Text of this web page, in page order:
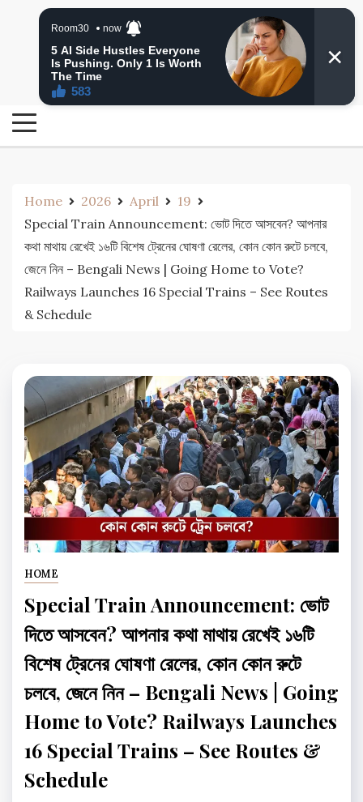
24 Ghanta Bangla News
24 Ghanta Bengali News
Home 2026 April
19
Special Train Announcement: ভোট দিতে আসবেন? আপনার
কথা মাথায় রেখেই ১৬টি বিশেষ ট্রেনের ঘোষণা রেলের, কোন কোন রুটে চলবে,
জেনে নিন – Bengali News | Going Home to Vote?
Railways Launches 16 Special Trains – See Routes
& Schedule
HOME
Special Train Announcement: ভোট
দিতে আসবেন? আপনার কথা মাথায় রেখেই ১৬টি
বিশেষ ট্রেনের ঘোষণা রেলের, কোন কোন রুটে
চলবে, জেনে নিন – Bengali News | Going
Home to Vote? Railways Launches
16 Special Trains – See Routes &
Schedule